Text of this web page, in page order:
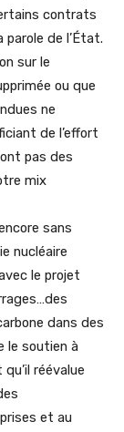
contrats
de l’État.
sur le
ou que
ne
de l’effort
pas des
mix
sans
nucléaire
le projet
dans des
le soutien à
réévalue
et au